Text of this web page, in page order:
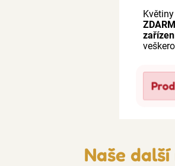
Naše